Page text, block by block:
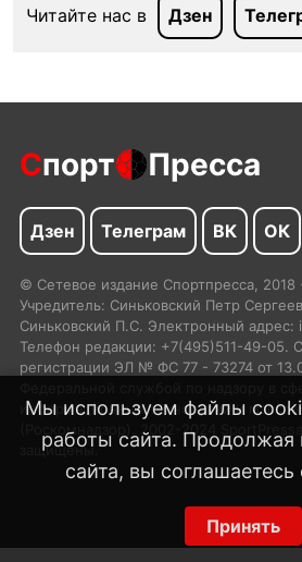
Читайте нас в Дзен
Мы используем файлы
работы сайта. Продолжая
сайта, вы соглашаетесь
Принять
Спорт Пресса
Дзен Телеграм ВК ОК
© Сетевое издание Спортпресса,
Учредитель: Синьковский Петр
Синьковский П.С. Электронный адрес:
Телефон редакции: +7(495)511-49-05.
регистрации ЭЛ № ФС 77 - 73274 от
информационных технологий и
(Роскомнадзор). 2002-2024
защищены.